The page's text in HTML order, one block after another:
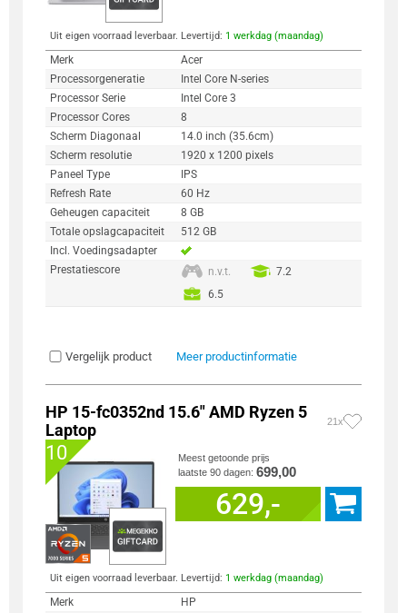
Uit eigen voorraad leverbaar. Levertijd: 1 werkdag (maandag)
Merk
Acer
Processorgeneratie
Intel Core N-series
Processor Serie
Intel Core 3
Processor Cores
8
Scherm Diagonaal
14.0 inch (35.6cm)
Scherm resolutie
1920 x 1200 pixels
Paneel Type
IPS
Refresh Rate
60 Hz
Geheugen capaciteit
8 GB
Totale opslagcapaciteit
512 GB
Incl. Voedingsadapter
Prestatiescore
n.v.t.
7.2
6.5
Vergelijk product Meer productinformatie
HP 15-fc0352nd 15.6" AMD Ryzen 5
Laptop
21x
10
Meest getoonde prijs
laatste 90 dagen: 699,00
629,-
Uit eigen voorraad leverbaar. Levertijd: 1 werkdag (maandag)
Merk
HP